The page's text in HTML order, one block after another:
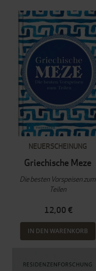
NEUERSCHEINUNG
Griechische Meze
Die besten Vorspeisen zum
Teilen
12,00 €
IN DEN WARENKORB